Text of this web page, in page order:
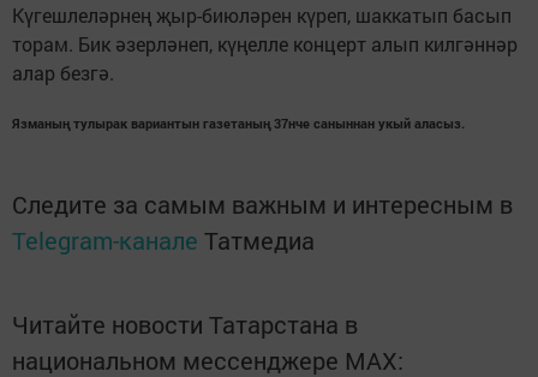
Күгешлеләрнең җыр-биюләрен күреп, шаккатып басып
торам. Бик әзерләнеп, күңелле концерт алып килгәннәр
алар безгә.
Язманың тулырак вариантын газетаның 37нче саныннан укый аласыз.
Следите за самым важным и интересным в
Telegram-канале Татмедиа
Читайте новости Татарстана в
национальном мессенджере MАХ: